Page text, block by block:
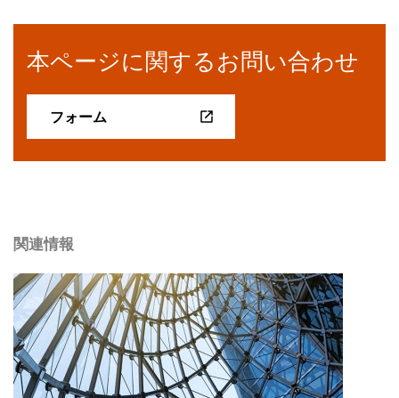
本ページに関するお問い合わせ
フォーム
関連情報